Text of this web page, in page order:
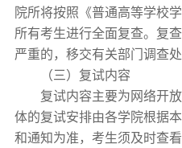
院所将按照《普通高等学校
所有考生进行全面复查。复
严重的，移交有关部门调查处
（三）复试内容
复试内容主要为网络开放
体的复试安排由各学院根据
和通知为准，考生须及时查